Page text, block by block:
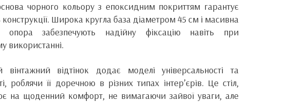
чорного кольору з епоксидним покриттям гарантує
конструкції. Широка кругла база діаметром 45 см і масивна
опора забезпечують надійну фіксацію навіть при
використанні.
вінтажний відтінок додає моделі універсальності та
роблячи її доречною в різних типах інтер’єрів. Це стіл,
на щоденний комфорт, не вимагаючи зайвої уваги, але